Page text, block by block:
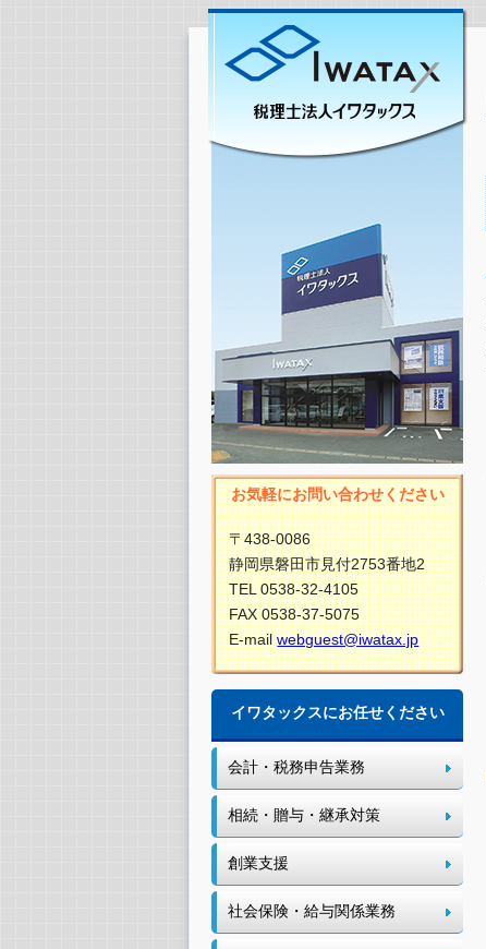
お気軽にお問い合わせください
〒438-0086
静岡県磐田市見付2753番地2
TEL 0538-32-4105
FAX 0538-37-5075
E-mailwebguest@iwatax.jp
イワタックスにお任せください
会計・税務申告業務
相続・贈与・継承対策
創業支援
社会保険・給与関係業務